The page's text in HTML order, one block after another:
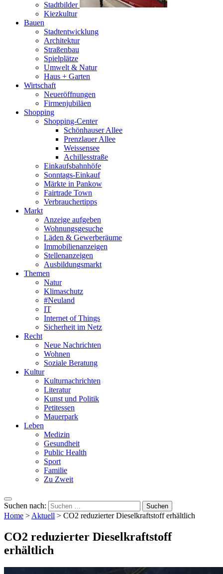
Stadtbilder
Kiezkultur
Bauen
Stadtentwicklung
Architektur
Straßenbau
Spielplätze
Umwelt & Natur
Haus + Garten
Wirtschaft
Neueröffnungen
Firmenjubiläen
Shopping
Shopping-Center
Schönhauser Allee
Prenzlauer Allee
Weissensee
Achillesstraße
Einkaufsbahnhöfe
Sonntags-Einkauf
Märkte in Pankow
Fairtrade Town
Verbrauchertipps
Markt
Anzeige aufgeben
Wohnungsgesuche
Läden & Gewerberäume
Immobilienanzeigen
Stellenanzeigen
Ausbildungsmarkt
Themen
Natur
Klimaschutz
#Neuland
IT
Internet of Things
Sicherheit im Netz
Recht
Neue Nachrichten
Wohnen
Soziale Beratung
Kultur
Kulturnachrichten
Literatur
Kunst und Politik
Petitessen
Mauerpark
Leben
Medizin
Gesundheit
Public Health
Sport
Familie
Zu Zweit
Suchen nach:
Home >Aktuell > CO2 reduzierter Dieselkraftstoff erhältlich
CO2 reduzierter Dieselkraftstoff
erhältlich